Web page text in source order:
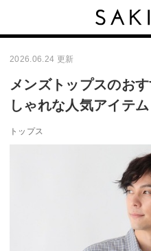
2026.06.24 更新
メンズトップスのお
しゃれな人気アイテ
トップス